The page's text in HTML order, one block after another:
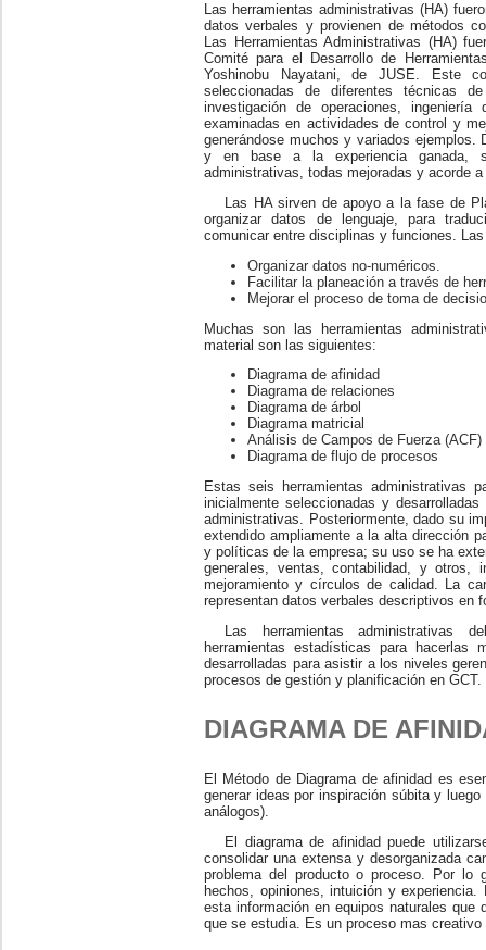
Las herramientas administrativas (HA)
datos verbales y provienen de métodos
Las Herramientas Administrativas (HA)
Comité para el Desarrollo de
Yoshinobu Nayatani, de JUSE. Este
seleccionadas de diferentes técnicas
investigación de operaciones,
examinadas en actividades de control y
generándose muchos y variados ejemplos.
y en base a la experiencia ganada,
administrativas, todas mejoradas y acorde
Las HA sirven de apoyo a la fase de
organizar datos de lenguaje, para
comunicar entre disciplinas y funciones.
Organizar datos no-numéricos.
Facilitar la planeación a través de
Mejorar el proceso de toma de
Muchas son las herramientas
material son las siguientes:
Diagrama de afinidad
Diagrama de relaciones
Diagrama de árbol
Diagrama matricial
Análisis de Campos de Fuerza (ACF)
Diagrama de flujo de procesos
Estas seis herramientas administrativas
inicialmente seleccionadas y
administrativas. Posteriormente, dado su
extendido ampliamente a la alta dirección
y políticas de la empresa; su uso se ha
generales, ventas, contabilidad, y otros,
mejoramiento y círculos de calidad. La
representan datos verbales descriptivos en
Las herramientas administrativas
herramientas estadísticas para hacerlas
desarrolladas para asistir a los niveles
procesos de gestión y planificación en GCT.
DIAGRAMA DE
El Método de Diagrama de afinidad es
generar ideas por inspiración súbita y
análogos).
El diagrama de afinidad puede
consolidar una extensa y desorganizada
problema del producto o proceso. Por lo
hechos, opiniones, intui­ción y
esta in­formación en equipos naturales que
que se estudia. Es un proceso mas creativo